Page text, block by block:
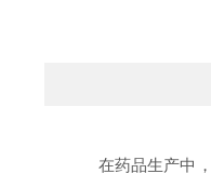
在药品生产中，